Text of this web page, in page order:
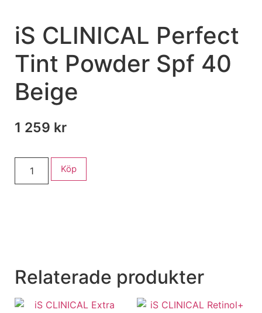
iS CLINICAL Perfect
Tint Powder Spf 40
Beige
1 259 kr
Köp
Relaterade produkter